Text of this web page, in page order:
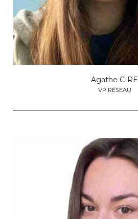
Agathe CIRE
VP RÉSEAU